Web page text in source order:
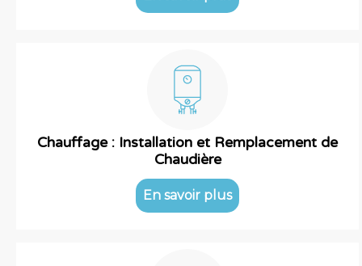
Chauffage : Installation et Remplacement de
Chaudière
En savoir plus